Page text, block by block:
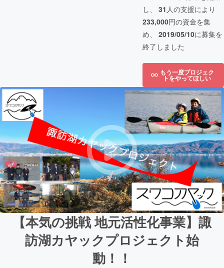
し、 31 人の支援により
233,000円の資金を集
め、 2019/05/10に募集を
終了しました
もう一度プロジェク
トをやってほしい
【本気の挑戦 地元活性化事業】諏
訪湖カヤックプロジェクト始
動！！